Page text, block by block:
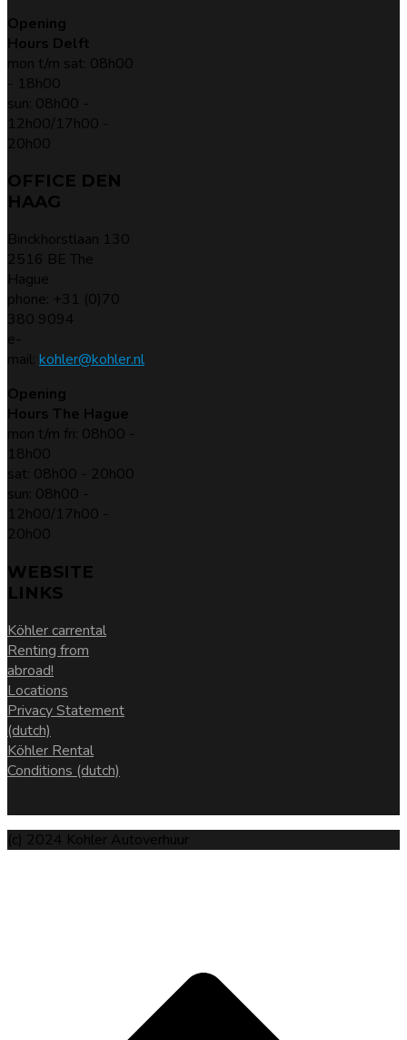
Opening
Hours Delft
mon t/m sat: 08h00
- 18h00
sun: 08h00 -
12h00/17h00 -
20h00
OFFICE DEN
HAAG
Binckhorstlaan 130
2516 BE The
Hague
phone: +31 (0)70
380 9094
e-
mail: kohler@kohler.nl
Opening
Hours The Hague
mon t/m fri: 08h00 -
18h00
sat: 08h00 - 20h00
sun: 08h00 -
12h00/17h00 -
20h00
WEBSITE
LINKS
Köhler carrental
Renting from
abroad!
Locations
Privacy Statement
(dutch)
Köhler Rental
Conditions (dutch)
(c) 2024 Kohler Autoverhuur